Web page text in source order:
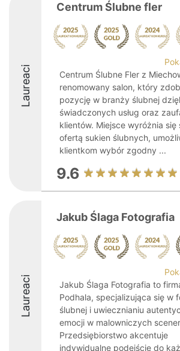
Laureaci
Centrum Ślubne fler
Centrum Ślubne Fler z
renomowany salon, który
pozycję w branży ślubnej
świadczonych usług oraz
klientów. Miejsce wyróżnia się
ofertą sukien ślubnych,
klientkom wybór zgodny ...
9.6
Laureaci
Jakub Ślaga Fotografia
Jakub Ślaga Fotografia to
Podhala, specjalizująca się w
ślubnej i uwiecznianiu
emocji w malowniczych
Przedsiębiorstwo akcentuje
indywidualne podejście do